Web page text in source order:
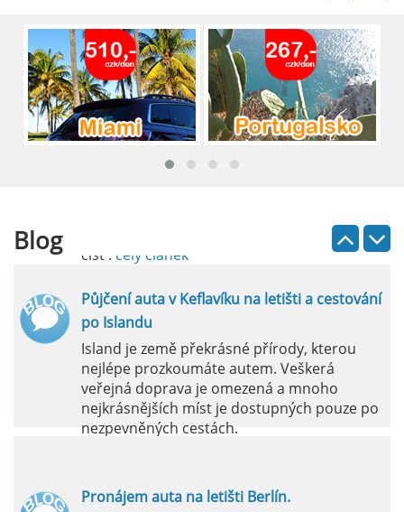
Blog
brána do regionu Costa Blanca, se nachází
přibližně 9 km od centra Alicante.
číst :celý článek
Pronájem auta na letišti Lefkada: Kompletní
průvodce
Půjčení auta na letišti Lefkada je skvělý
číst : celý článek
Půjčení auta v Keflavíku na letišti a cestování
po Islandu
Island je země překrásné přírody, kterou
nejlépe prozkoumáte autem. Veškerá
veřejná doprava je omezená a mnoho
nejkrásnějších míst je dostupných pouze po
nezpevněných cestách.
Pronájem auta na letišti Berlín.